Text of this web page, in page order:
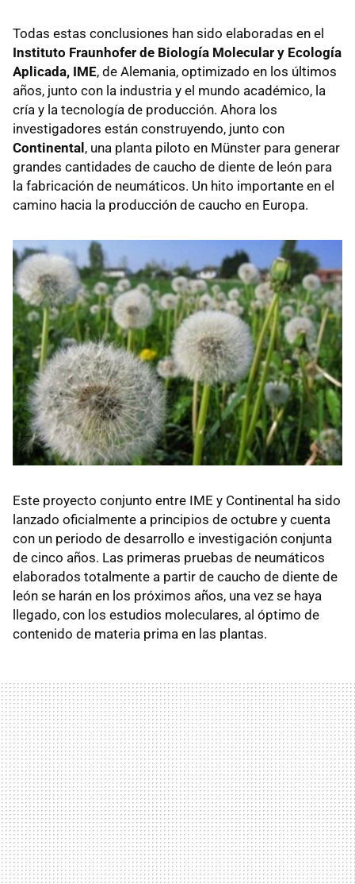
Todas estas conclusiones han sido elaboradas en el
Instituto Fraunhofer de Biología Molecular y Ecología
Aplicada, IME, de Alemania, optimizado en los últimos
años, junto con la industria y el mundo académico, la
cría y la tecnología de producción. Ahora los
investigadores están construyendo, junto con
Continental , una planta piloto en Münster para generar
grandes cantidades de caucho de diente de león para
la fabricación de neumáticos. Un hito importante en el
camino hacia la producción de caucho en Europa.
Este proyecto conjunto entre IME y Continental ha sido
lanzado oficialmente a principios de octubre y cuenta
con un periodo de desarrollo e investigación conjunta
de cinco años. Las primeras pruebas de neumáticos
elaborados totalmente a partir de caucho de diente de
león se harán en los próximos años, una vez se haya
llegado, con los estudios moleculares, al óptimo de
contenido de materia prima en las plantas.